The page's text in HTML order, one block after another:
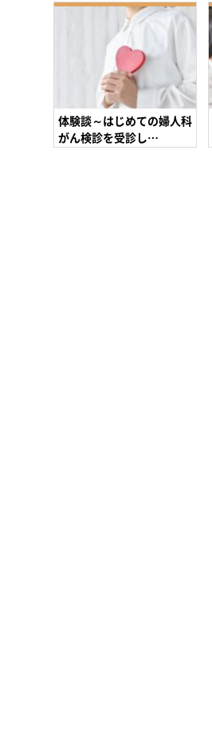
体験談～はじめての婦人科
がん検診を受診し…